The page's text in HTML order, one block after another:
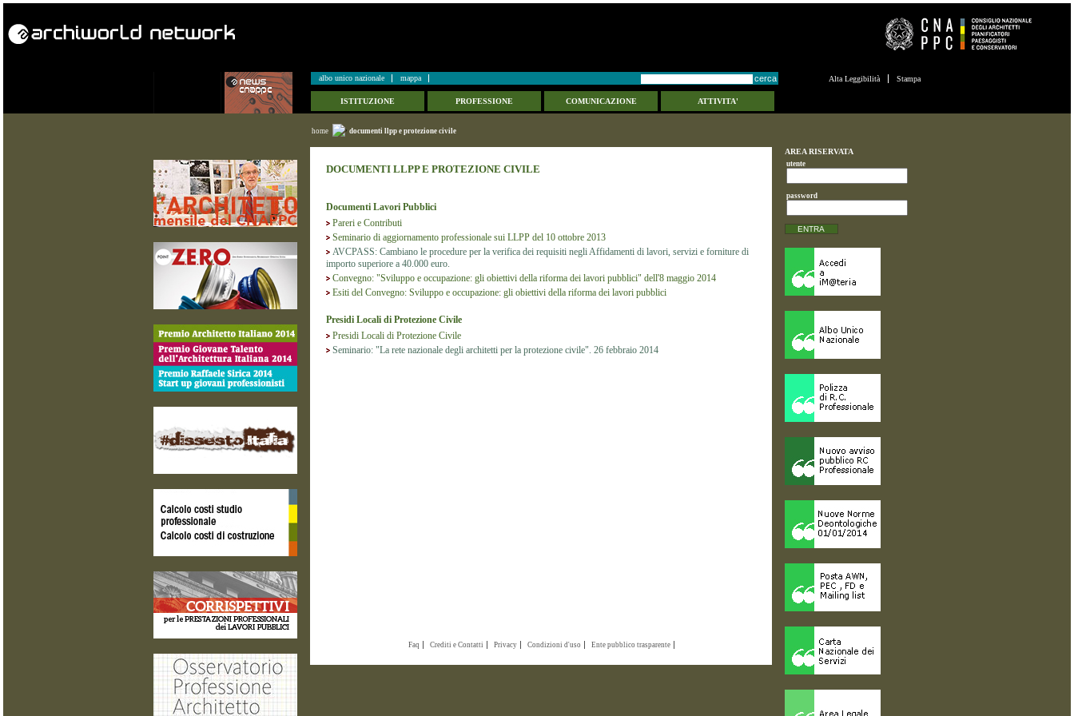
albo unico nazionale mappa
ISTITUZIONE PROFESSIONE COMUNICAZIONE ATTIVITA'
Alta Leggibilità Stampa
home documenti llpp e protezione civile
DOCUMENTI LLPP E PROTEZIONE CIVILE
Documenti Lavori Pubblici
Pareri e Contributi
Seminario di aggiornamento professionale sui LLPP del 10 ottobre 2013
AVCPASS: Cambiano le procedure per la verifica dei requisiti negli Affidamenti di lavori, servizi e forniture di
importo superiore a 40.000 euro.
Convegno: "Sviluppo e occupazione: gli obiettivi della riforma dei lavori pubblici" dell'8 maggio 2014
Esiti del Convegno: Sviluppo e occupazione: gli obiettivi della riforma dei lavori pubblici
Presidi Locali di Protezione Civile
Presidi Locali di Protezione Civile
Seminario: "La rete nazionale degli architetti per la protezione civile". 26 febbraio 2014
Faq Crediti e Contatti Privacy Condizioni d'uso Ente pubblico trasparente
AREA RISERVATA
utente
password